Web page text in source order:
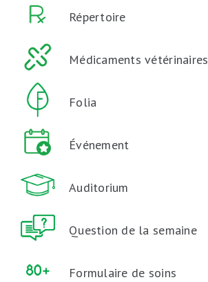
Répertoire
Médicaments vétérinaires
Folia
Événement
Auditorium
Question de la semaine
Formulaire de soins